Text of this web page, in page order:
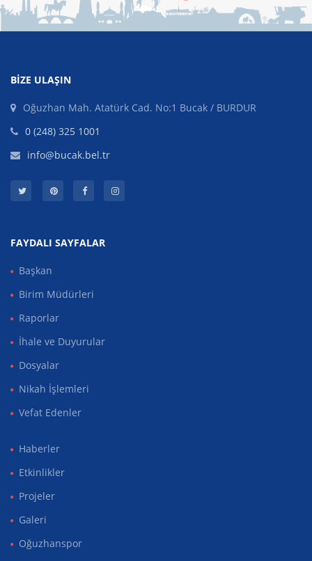
BIZE ULAŞIN
Oğuzhan Mah. Atatürk Cad. No:1 Bucak / BURDUR
0 (248) 325 1001
info@bucak.bel.tr
FAYDALI SAYFALAR
Başkan
Birim Müdürleri
Raporlar
İhale ve Duyurular
Dosyalar
Nikah İşlemleri
Vefat Edenler
Haberler
Etkinlikler
Projeler
Galeri
Oğuzhanspor